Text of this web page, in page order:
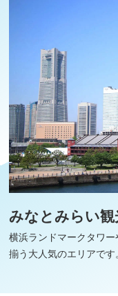
みなとみらい観
横浜ランドマークタワ
揃う大人気のエリアです